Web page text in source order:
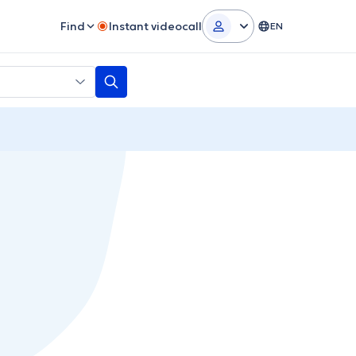
Find Instant videocall EN